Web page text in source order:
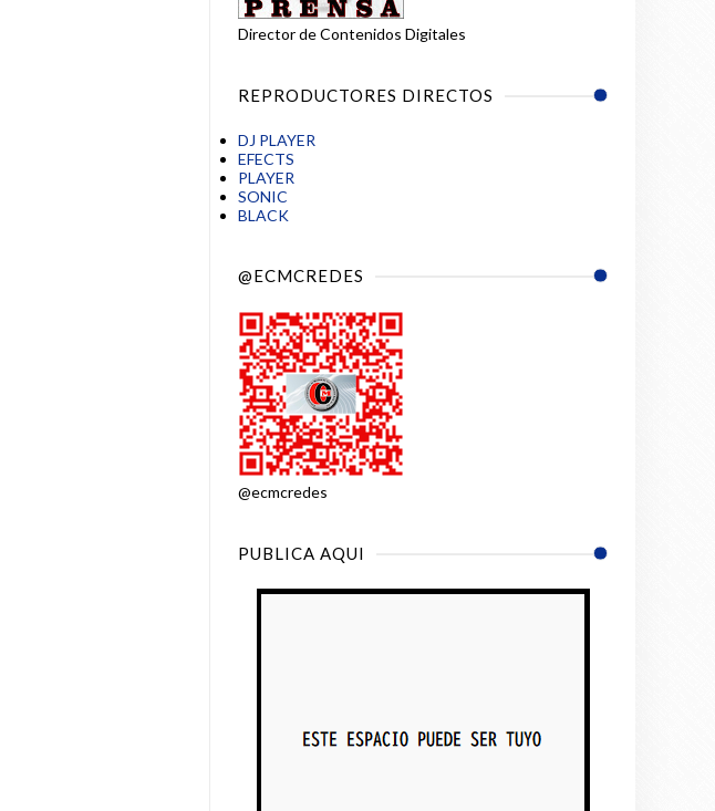
Director de Contenidos Digitales
REPRODUCTORES DIRECTOS
DJ PLAYER
EFECTS
PLAYER
SONIC
BLACK
@ECMCREDES
@ecmcredes
PUBLICA AQUI